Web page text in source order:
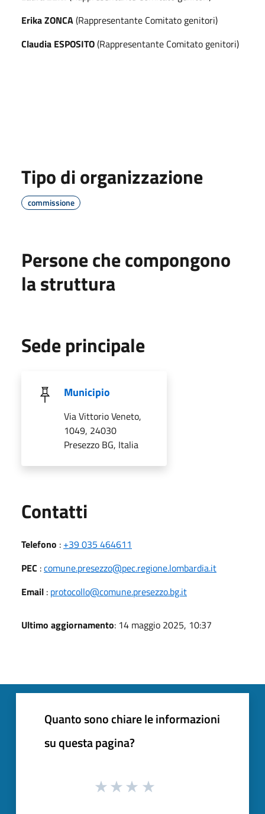
Erika ZONCA(Rappresentante Comitato genitori)
Claudia ESPOSITO(Rappresentante Comitato genitori)
Tipo di organizzazione
commissione
Persone che compongono
la struttura
Sede principale
Municipio
Via Vittorio Veneto,
1049, 24030
Presezzo BG, Italia
Contatti
Telefono : +39 035 464611
PEC :comune.presezzo@pec.regione.lombardia.it
Email : protocollo@comune.presezzo.bg.it
Ultimo aggiornamento: 14 maggio 2025, 10:37
Quanto sono chiare le informazioni
su questa pagina?